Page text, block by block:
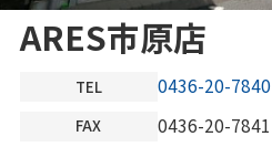
ARES市原店
TEL 0436-20-7840
FAX 0436-20-7841